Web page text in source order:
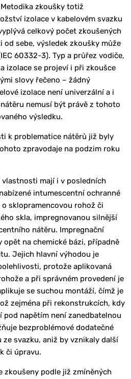
zkoušky totiž
izolace v kabelovém svazku
celkový počet zkoušených
od sebe, výsledek zkoušky může
60332-3). Typ a průřez vodiče,
izolace se projeví i při zkoušce
slovy řečeno – žádný
izolace není univerzální a i
nemusí být právě z tohoto
výsledku.
k problematice nátěrů již byly
zpravodaje na podzim roku
mají i v posledních
intumescentní ochranné
sklopramencovou rohož či
skla, impregnovanou silnější
nátěru. Impregnační
na chemické bázi, případně
Jejich hlavní výhodou je
protože aplikovaná
a při správném provedení je
se suchou montáží, čímž je
zejména při rekonstrukcích, kdy
pod napětím není zanedbatelnou
bezproblémové dodatečné
ze svazku, aniž by vznikaly další
či úpravu.
podle již zmíněných